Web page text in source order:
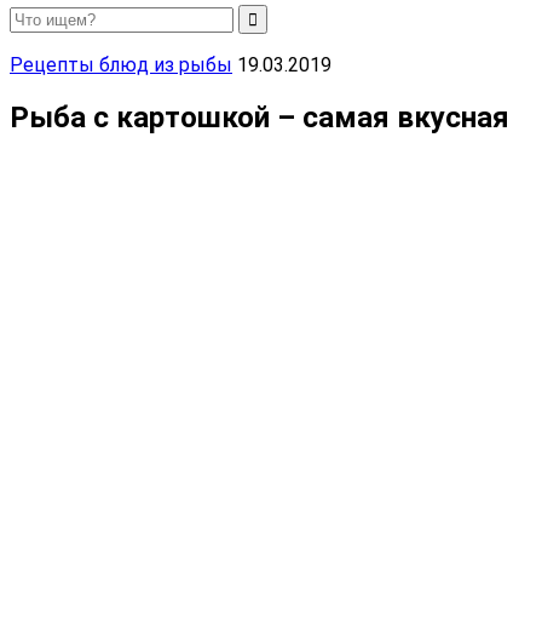
Рецепты блюд из рыбы 19.03.2019
Рыба с картошкой – самая вкусная